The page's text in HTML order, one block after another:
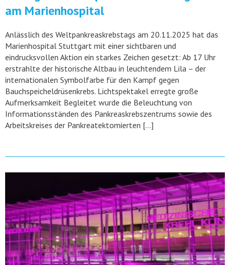
am Marienhospital
Anlässlich des Weltpankreaskrebstags am 20.11.2025 hat das
Marienhospital Stuttgart mit einer sichtbaren und
eindrucksvollen Aktion ein starkes Zeichen gesetzt: Ab 17 Uhr
erstrahlte der historische Altbau in leuchtendem Lila – der
internationalen Symbolfarbe für den Kampf gegen
Bauchspeicheldrüsenkrebs. Lichtspektakel erregte große
Aufmerksamkeit Begleitet wurde die Beleuchtung von
Informationsständen des Pankreaskrebszentrums sowie des
Arbeitskreises der Pankreatektomierten […]